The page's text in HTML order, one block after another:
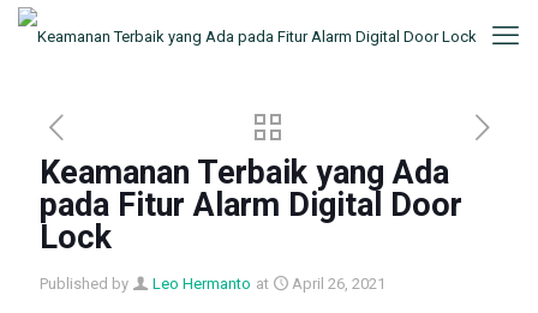
Keamanan Terbaik yang Ada
pada Fitur Alarm Digital Door
Lock
Published by Leo Hermanto at April 26, 2021